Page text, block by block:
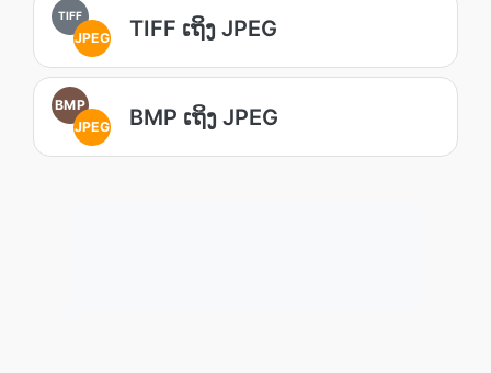
TIFF
JPEG TIFF ເຖິງ JPEG
BMP
JPEG
BMP ເຖິງ JPEG